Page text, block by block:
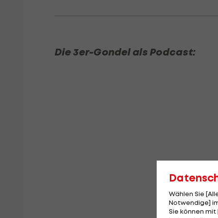
Die 3er-Gondel als Podcast:
Wählen Sie
Notwendige]
Sie können